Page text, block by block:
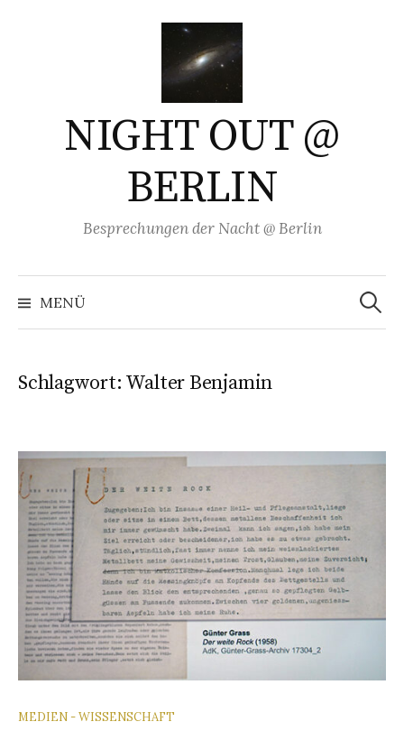
NIGHT OUT @
BERLIN
Besprechungen der Nacht @ Berlin
MENÜ
Suchen
nach:
Schlagwort: Walter Benjamin
MEDIEN - WISSENSCHAFT